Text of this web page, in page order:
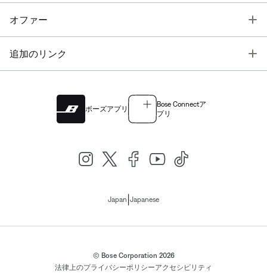
オファー
追加のリンク
ボーズアプリ
Bose Connectア
プリ
Japan Japanese
© Bose Corporation 2026
法律上のプライバシーポリシーアクセシビリティ